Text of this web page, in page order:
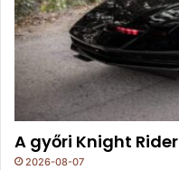
A győri Knight Rider
2026-08-07